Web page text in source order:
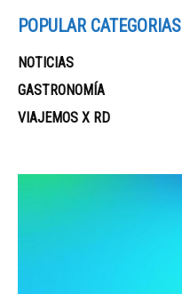
POPULAR CATEGORIAS
NOTICIAS
GASTRONOMÍA
VIAJEMOS X RD